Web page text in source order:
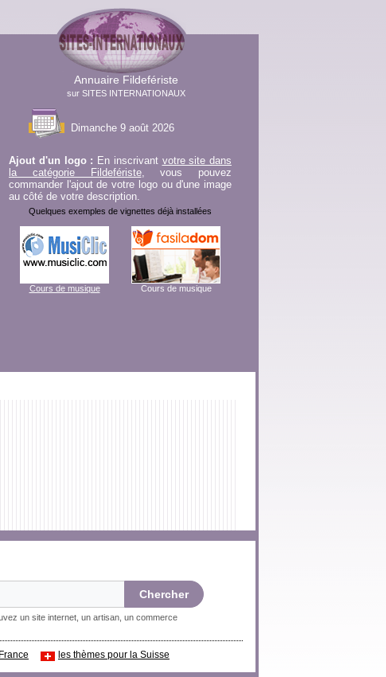
Annuaire Fildefériste
sur SITES INTERNATIONAUX
Dimanche 9 août 2026
Ajout d'un logo : En inscrivant votre site dans
la catégorie Fildefériste, vous pouvez
commander l'ajout de votre logo ou d'une image
au côté de votre description.
Quelques exemples de vignettes déjà installées
Cours de musique Cours de musique
un site internet, un artisan, un commerce
les thèmes pour la Suisse